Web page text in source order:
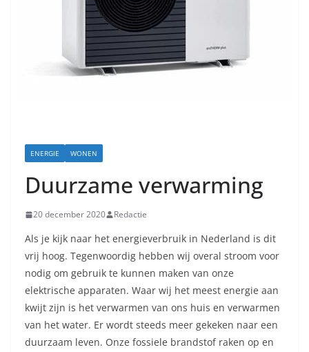
ENERGIE WONEN
Duurzame verwarming
20 december 2020 Redactie
Als je kijk naar het energieverbruik in Nederland is dit
vrij hoog. Tegenwoordig hebben wij overal stroom voor
nodig om gebruik te kunnen maken van onze
elektrische apparaten. Waar wij het meest energie aan
kwijt zijn is het verwarmen van ons huis en verwarmen
van het water. Er wordt steeds meer gekeken naar een
duurzaam leven. Onze fossiele brandstof raken op en